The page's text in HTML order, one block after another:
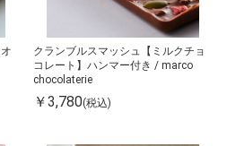
クランブルスマッシュ【ミルクチョ
コレート】ハンマー付き / marco
chocolaterie
￥3,780(税込)